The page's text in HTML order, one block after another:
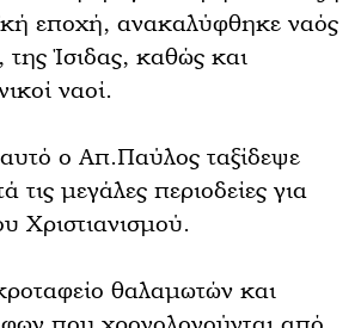
εποχή, ανακαλύφθηκε ναός
της Ίσιδας, καθώς και
ναοί.
ο Απ.Παύλος ταξίδεψε
μεγάλες περιοδείες για
Χριστιανισμού.
θαλαμωτών και